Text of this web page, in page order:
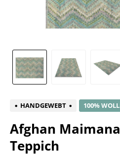
HANDGEWEBT 100%
Afghan
Teppich